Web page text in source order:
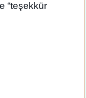
“teşekkür